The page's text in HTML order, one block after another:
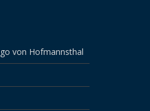
von Hofmannsthal